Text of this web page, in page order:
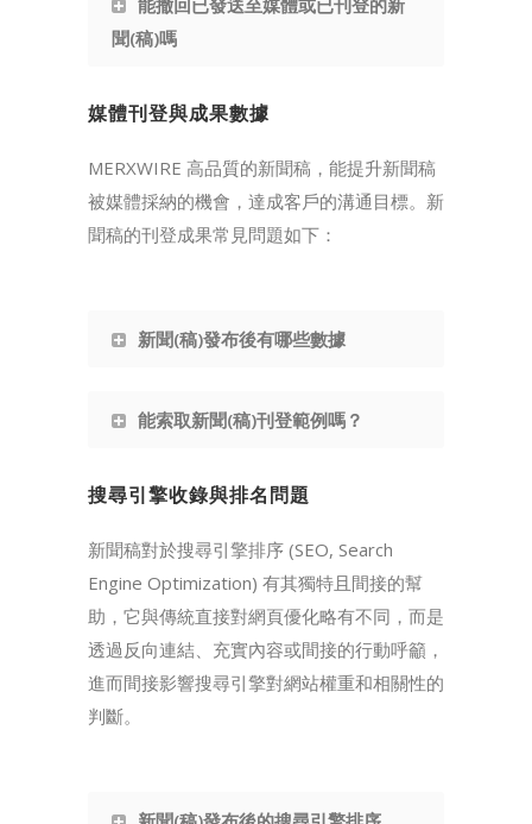
能撤回已發送至媒體或已刊登的新
聞(稿)嗎
媒體刊登與成果數據
MERXWIRE 高品質的新聞稿，能提升新聞稿
被媒體採納的機會，達成客戶的溝通目標。新
聞稿的刊登成果常見問題如下：
新聞(稿)發布後有哪些數據
能索取新聞(稿)刊登範例嗎？
搜尋引擎收錄與排名問題
新聞稿對於搜尋引擎排序 (SEO, Search
Engine Optimization) 有其獨特且間接的幫
助，它與傳統直接對網頁優化略有不同，而是
透過反向連結、充實內容或間接的行動呼籲，
進而間接影響搜尋引擎對網站權重和相關性的
判斷。